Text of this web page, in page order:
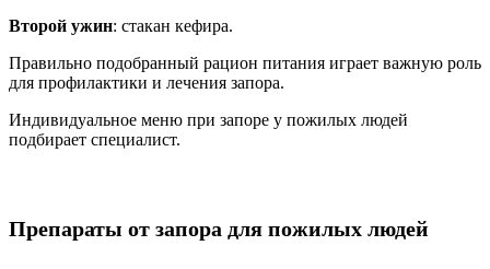
Второй ужин: стакан кефира.
Правильно подобранный рацион питания играет важную роль
для профилактики и лечения запора.
Индивидуальное меню при запоре у пожилых людей
подбирает специалист.
Препараты от запора для пожилых людей